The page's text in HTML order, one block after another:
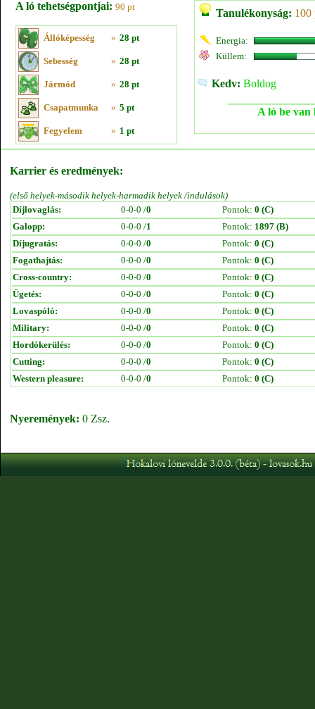
A ló tehetségpontjai: 90 pt
Állóképesség » 28 pt
Sebesség » 28 pt
Jármód » 28 pt
Csapatmunka » 5 pt
Fegyelem » 1 pt
Tanulékonyság: 100
Energia:
Küllem:
Kedv: Boldog
A ló be van
Karrier és eredmények:
(első helyek-második helyek-harmadik helyek /indulások)
Díjlovaglás:
0-0-0 /0 Pontok: 0 (C)
Galopp:
0-0-0 /1 Pontok: 1897 (B)
Díjugratás:
0-0-0 /0 Pontok: 0 (C)
Fogathajtás:
0-0-0 /0 Pontok: 0 (C)
Cross-country:
0-0-0 /0 Pontok: 0 (C)
Ügetés:
0-0-0 /0 Pontok: 0 (C)
Lovaspóló:
0-0-0 /0 Pontok: 0 (C)
Military:
0-0-0 /0 Pontok: 0 (C)
Hordókerülés:
0-0-0 /0 Pontok: 0 (C)
Cutting:
0-0-0 /0 Pontok: 0 (C)
Western pleasure:
0-0-0 /0 Pontok: 0 (C)
Nyeremények: 0 Zsz.